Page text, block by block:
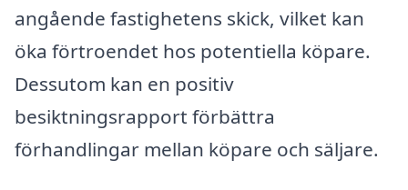
angående fastighetens skick, vilket kan
öka förtroendet hos potentiella köpare.
Dessutom kan en positiv
besiktningsrapport förbättra
förhandlingar mellan köpare och säljare.